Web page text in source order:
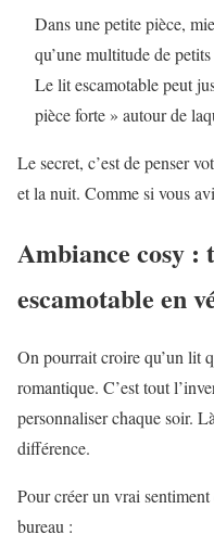
Dans une petite pièce,
qu’une multitude de
Le lit escamotable peut
pièce forte » autour de
Le secret, c’est de penser
et la nuit. Comme si vous
Ambiance cosy
escamotable en
On pourrait croire qu’un lit
romantique. C’est tout
personnaliser chaque soir.
différence.
Pour créer un vrai
bureau :